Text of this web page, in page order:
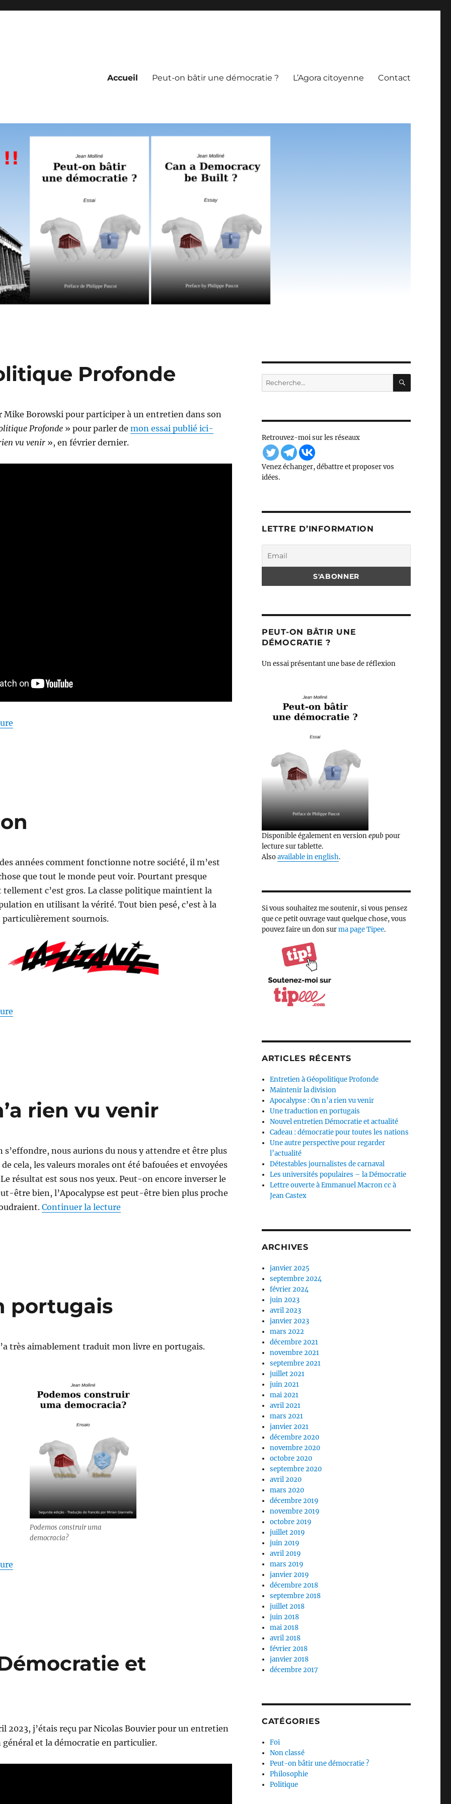
Accueil Peut-on bâtir une démocratie ? L’Agora citoyenne Contact
Profonde
Mike Borowski pour participer à un entretien dans son
Profonde» pour parler de mon essai publié ici-
vu venir», en février dernier.
de « Entretien à Géopolitique Profonde »
années comment fonctionne notre société, il m’est
que tout le monde peut voir. Pourtant presque
tellement c’est gros. La classe politique maintient la
en utilisant la vérité. Tout bien pesé, c’est à la
particulièrement sournois.
de « Maintenir la division »
rien vu venir
nous aurions du nous y attendre et être plus
cela, les valeurs morales ont été bafouées et envoyées
résultat est sous nos yeux. Peut-on encore inverser le
être bien, l’Apocalypse est peut-être bien plus proche
Continuer la lecturede « Apocalypse : On n’a rien vu venir »
portugais
très aimablement traduit mon livre en portugais.
Podemos construir uma
democracia?
de « Une traduction en portugais »
et
2023, j’étais reçu par Nicolas Bouvier pour un entretien
général et la démocratie en particulier.
Recherche
pour :
Retrouvez-moi sur les réseaux
Venez échanger, débattre et proposer vos
idées.
LETTRE D’INFORMATION
PEUT-ON BÂTIR UNE
DÉMOCRATIE ?
Un essai présentant une base de réflexion
Disponible également en versionepub pour
lecture sur tablette.
Alsoavailable in english.
Si vous souhaitez me soutenir, si vous pensez
que ce petit ouvrage vaut quelque chose, vous
pouvez faire un don surma page Tipee.
ARTICLES RÉCENTS
Entretien à Géopolitique Profonde
Maintenir la division
Apocalypse : On n’a rien vu venir
Une traduction en portugais
Nouvel entretien Démocratie et actualité
Cadeau : démocratie pour toutes les nations
Une autre perspective pour regarder
l’actualité
Détestables journalistes de carnaval
Les universités populaires – la Démocratie
Lettre ouverte à Emmanuel Macron cc à
Jean Castex
ARCHIVES
janvier 2025
septembre 2024
février 2024
juin 2023
avril 2023
janvier 2023
mars 2022
décembre 2021
novembre 2021
septembre 2021
juillet 2021
juin 2021
mai 2021
avril 2021
mars 2021
janvier 2021
décembre 2020
novembre 2020
octobre 2020
septembre 2020
avril 2020
mars 2020
décembre 2019
novembre 2019
octobre 2019
juillet 2019
juin 2019
avril 2019
mars 2019
janvier 2019
décembre 2018
septembre 2018
juillet 2018
juin 2018
mai 2018
avril 2018
février 2018
janvier 2018
décembre 2017
CATÉGORIES
Foi
Non classé
Peut-on bâtir une démocratie ?
Philosophie
Politique